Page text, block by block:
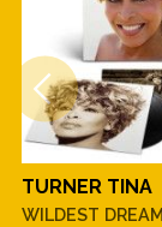
TURNER TINA
WILDEST